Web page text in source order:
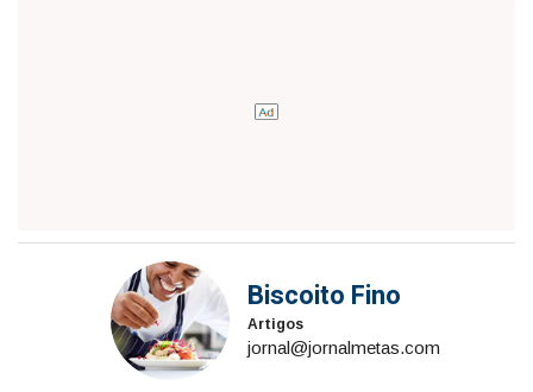
Biscoito Fino
Artigos
jornal@jornalmetas.com